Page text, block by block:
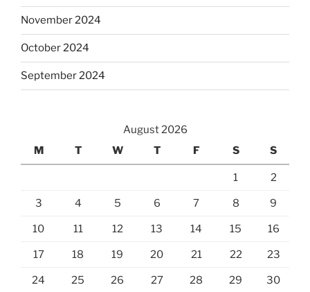
November 2024
October 2024
September 2024
August 2026
M
T W T F S S
1 2
3 4 5 6 7 8 9
10 11 12 13 14 15 16
17 18 19 20 21 22 23
24 25 26 27 28 29 30